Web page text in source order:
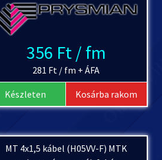
356 Ft / fm
281 Ft / fm + ÁFA
Készleten Kosárba rakom
MT 4x1,5 kábel (H05VV-F) MTK